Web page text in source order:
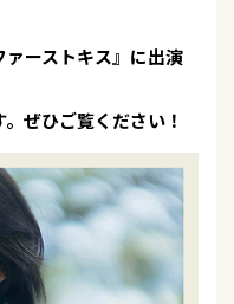
ーストキス』に出演
ぜひご覧ください！